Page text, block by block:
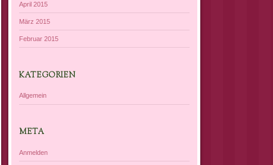
April 2015
März 2015
Februar 2015
KATEGORIEN
Allgemein
META
Anmelden